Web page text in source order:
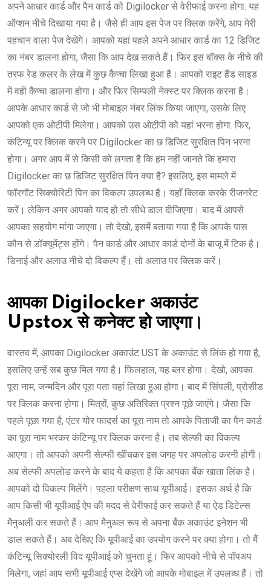
अपने आधार कार्ड और पैन कार्ड को Digilocker से वेरीफाई करना होगा. यह
ऑप्शन नीचे दिखाया गया है। जैसे ही आप इस पेज पर क्लिक करेंगे, आप मेरी
पहचान वाला पेज देखेंगे। आपको यहां पहले अपने आधार कार्ड का 12 डिजिट
का नंबर डालना होगा, जैसा कि आप देख सकते हैं। फिर इस बॉक्स के नीचे की
तरफ रेड कलर के लेख में कुछ कैप्चा लिखा हुआ है। आपको राइट हैंड साइड
में वही कैप्चा डालना होगा। और फिर सिम्पली नेक्स्ट पर क्लिक करना है।
आपके आधार कार्ड से जो भी मोबाइल नंबर लिंक किया जाएगा, उसके लिए
आपको एक ओटीपी मिलेगा। आपको उस ओटीपी को यहां भरना होगा. फिर,
कंटिन्यू पर क्लिक करने पर Digilocker का छ डिजिट सुरक्षित पिन भरना
होगा। अगर आप में से किसी को लगता है कि हम नहीं जानते कि हमारा
Digilocker का छ डिजिट सुरक्षित पिन क्या है? इसलिए, इस मामले में
फॉरगॉट सिक्योरिटी पिन का विकल्प उपलब्ध है। यहाँ क्लिक करके रीजनरेट
करें। लेकिन अगर आपको याद हो तो सीधे डाल दीजिएगा। बाद में आपसे
आपका सहयोग मांगा जाएगा। तो देखो, इसमें बताया गया है कि आपके पास
कौन से डॉक्यूमेंट्स होंगे। पैन कार्ड और आधार कार्ड दोनों के बाजू में टिक है।
डिनाई और अलाउ नीचे दो विकल्प हैं। तो अलाउ पर क्लिक करें।
आपका Digilocker अकाउंट
Upstox से कनेक्ट हो जाएगा।
वास्तव में, आपका Digilocker अकाउंट UST के अकाउंट से लिंक हो गया है,
इसलिए उन्हें सब कुछ मिल गया है। फिलहाल, यह ब्लर होगा। देखो, आपका
पूरा नाम, जन्मदिन और पूरा पता यहां लिखा हुआ होगा। बाद में सिंपली, प्रोसीड
पर क्लिक करना होगा। मित्रों, कुछ अतिरिक्त प्रश्न पूछे जाएंगे। जैसा कि
पहले पूछा गया है, एंटर योर फादर्स का पूरा नाम तो आपके पिताजी का पैन कार्ड
का पूरा नाम भरकर कंटिन्यू पर क्लिक करना है। तब सेल्फी का विकल्प
आएगा। तो आपको अपनी सेल्फी खींचकर इस जगह पर अपलोड करनी होगी।
अब सेल्फी अपलोड करने के बाद ये कहता है कि आपका बैंक खाता लिंक है।
आपको दो विकल्प मिलेंगे। पहला परीक्षण साथ यूपीआई। इसका अर्थ है कि
आप किसी भी यूपीआई ऐप की मदद से वेरीफाई कर सकते हैं या ऐड डिटेल्स
मैनुअली कर सकते हैं। आप मैनुअल रूप से अपना बैंक अकाउंट इनेशन भी
डाल सकते हैं। अब देखिए कि यूपीआई का उपयोग करने पर क्या होगा। तो मैं
कंटिन्यू सिक्योरली विद यूपीआई को चुनता हूं। फिर आपको नीचे से पॉपअप
मिलेगा, जहां आप सभी यूपीआई एप्स देखेंगे जो आपके मोबाइल में उपलब्ध हैं। तो